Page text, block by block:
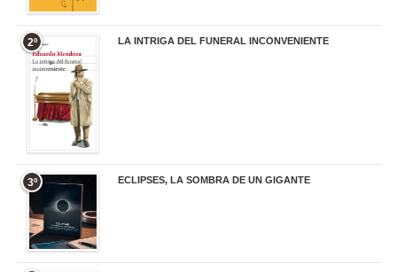
2º LA INTRIGA DEL FUNERAL INCONVENIENTE
3º ECLIPSES, LA SOMBRA DE UN GIGANTE